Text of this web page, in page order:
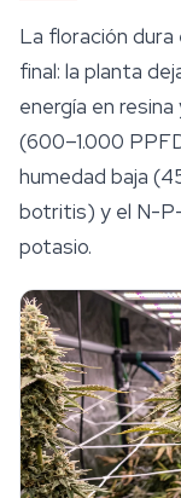
La floración dura
final: la planta
energía en
(600–1.000
humedad baja
botritis) y el N-
potasio.